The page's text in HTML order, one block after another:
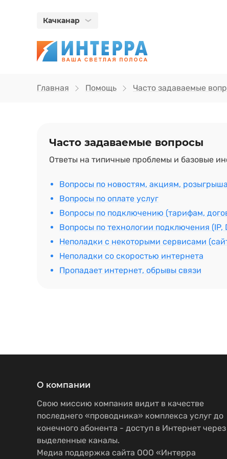
Качканар
Главная Помощь Часто задаваемые
Часто задаваемые вопросы
Ответы на типичные проблемы и базовые
Вопросы по новостям, акциям,
Вопросы по оплате услуг
Вопросы по подключению (тарифам,
Вопросы по технологии подключения (IP,
Неполадки с некоторыми сервисами
Неполадки со скоростью интернета
Пропадает интернет, обрывы связи
О компании
Свою миссию компания видит в качестве
последнего «проводника» комплекса услуг до
конечного абонента - доступ в Интернет через
выделенные каналы.
Медиа поддержка сайта ООО «Интерра